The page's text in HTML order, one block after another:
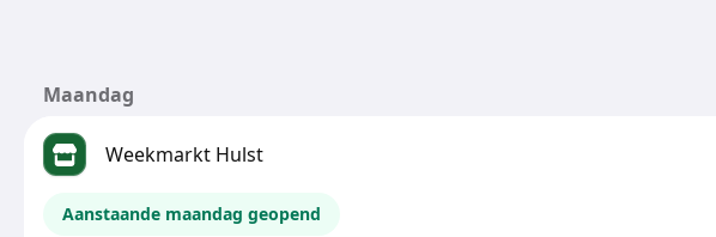
Maandag
Weekmarkt Hulst
Aanstaande maandag geopend